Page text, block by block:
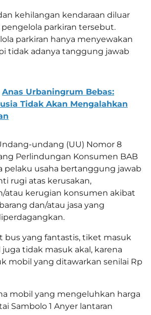
kehilangan kendaraan diluar
parkiran tersebut.
parkiran hanya menyewakan
tidak adanya tanggung jawab
Anas Urbaningrum Bebas:
Tidak Akan Mengalahkan
undang (UU) Nomor 8
Perlindungan Konsumen BAB
pelaku usaha bertanggung jawab
rugi atas kerusakan,
atau kerugian konsumen akibat
dan/atau jasa yang
bus yang fantastis, tiket masuk
tidak masuk akal, karena
mobil yang ditawarkan senilai Rp
mobil yang mengeluhkan harga
Sambolo 1 Anyer lantaran